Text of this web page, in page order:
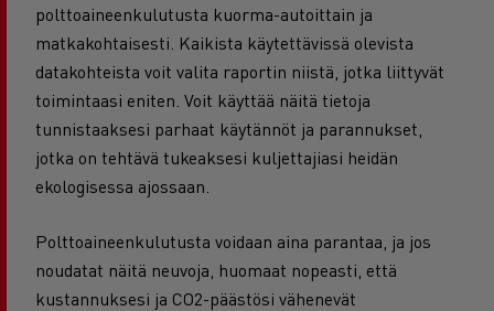
polttoaineenkulutusta kuorma-autoittain ja
matkakohtaisesti. Kaikista käytettävissä olevista
datakohteista voit valita raportin niistä, jotka liittyvät
toimintaasi eniten. Voit käyttää näitä tietoja
tunnistaaksesi parhaat käytännöt ja parannukset,
jotka on tehtävä tukeaksesi kuljettajiasi heidän
ekologisessa ajossaan.
Polttoaineenkulutusta voidaan aina parantaa, ja jos
noudatat näitä neuvoja, huomaat nopeasti, että
kustannuksesi ja CO2-päästösi vähenevät